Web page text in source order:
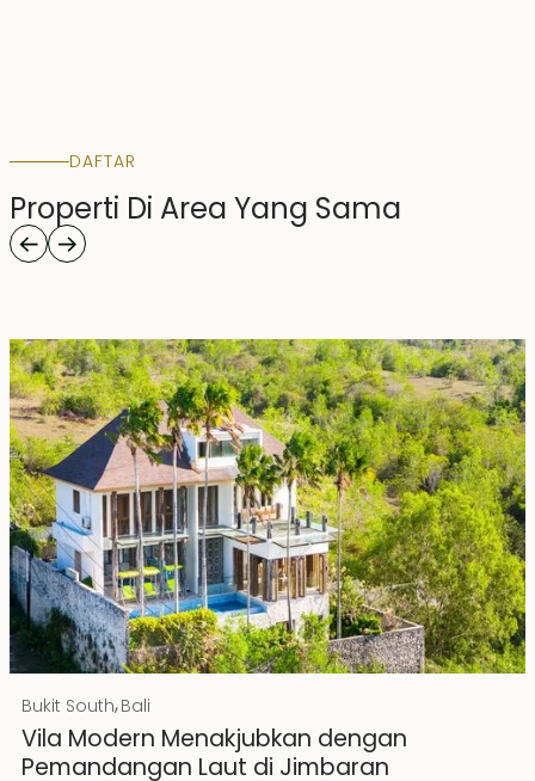
DAFTAR
Properti Di Area Yang Sama
Rp 20000000000 IDR
Hak Milik
Bukit South,Bali
Vila Modern Menakjubkan dengan
Pemandangan Laut di Jimbaran